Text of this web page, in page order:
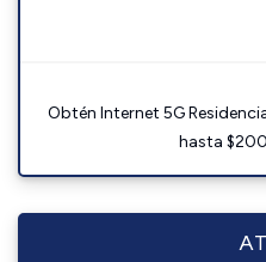
Obtén Internet 5G
hasta